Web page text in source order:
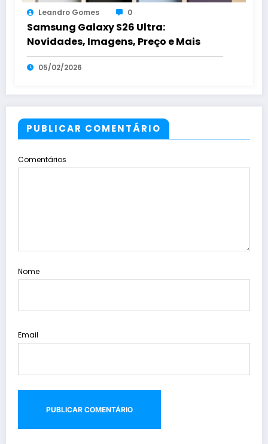
Leandro Gomes 0
Samsung Galaxy S26 Ultra:
Novidades, Imagens, Preço e Mais
05/02/2026
PUBLICAR COMENTÁRIO
Comentários
Nome
Email